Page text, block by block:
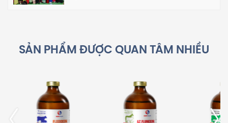
SẢN PHẨM ĐƯỢC QUAN TÂM NHIỀU